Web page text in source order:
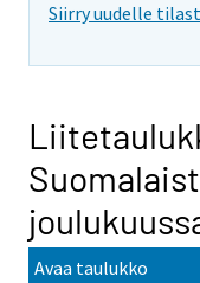
Siirry uudelle
Avaa taulukko